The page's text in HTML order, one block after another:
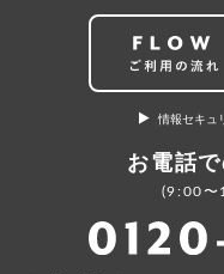
情報セキュ
お電話
(9:00〜